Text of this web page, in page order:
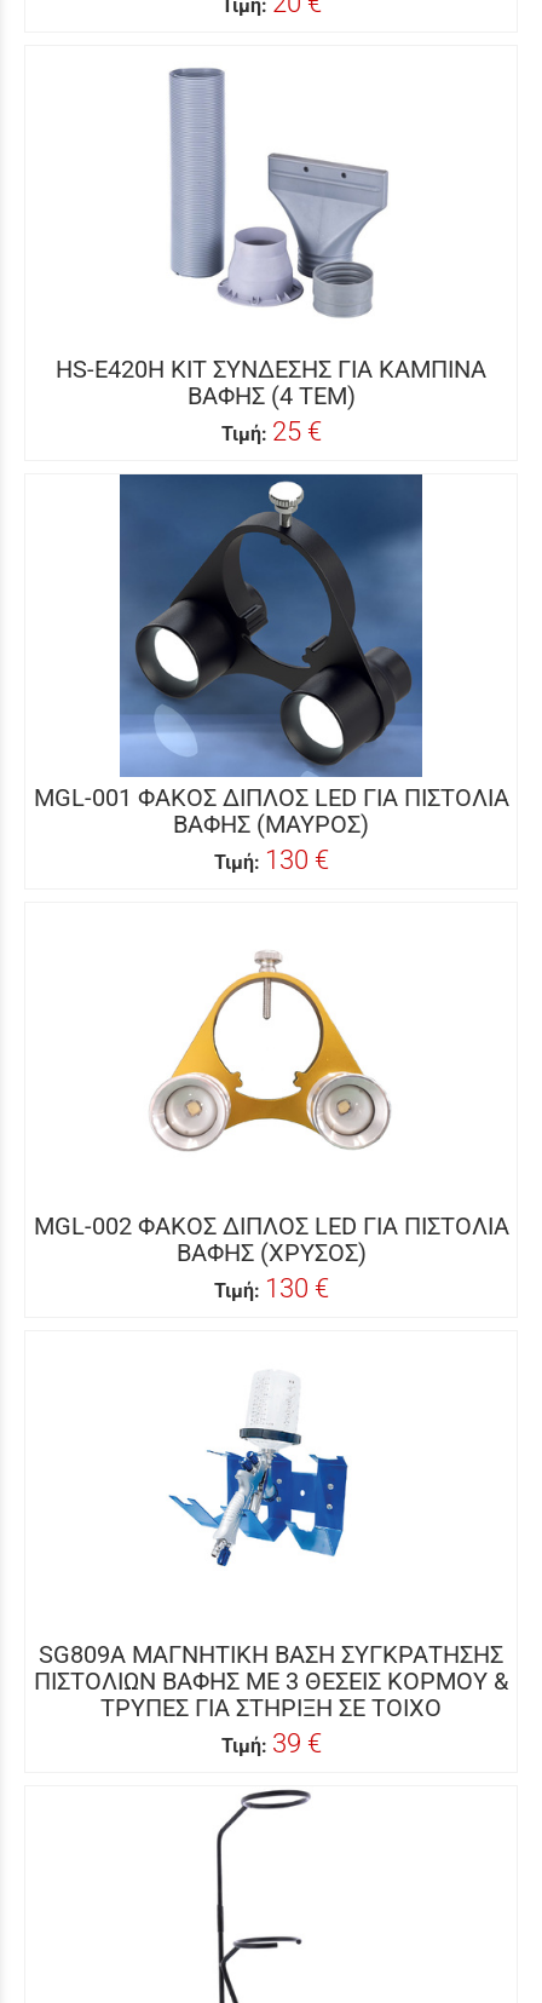
Τιμή:
HS-E420H ΚΙΤ ΣΥΝΔΕΣΗΣ ΓΙΑ ΚΑΜΠΙΝΑ
ΒΑΦΗΣ (4 ΤΕΜ)
Τιμή: 25 €
MGL-001 ΦΑΚΟΣ ΔΙΠΛΟΣ LED ΓΙΑ ΠΙΣΤΟΛΙΑ
ΒΑΦΗΣ (ΜΑΥΡΟΣ)
Τιμή: 130 €
MGL-002 ΦΑΚΟΣ ΔΙΠΛΟΣ LED ΓΙΑ ΠΙΣΤΟΛΙΑ
ΒΑΦΗΣ (ΧΡΥΣΟΣ)
Τιμή: 130 €
SG809A ΜΑΓΝΗΤΙΚΗ ΒΑΣΗ ΣΥΓΚΡΑΤΗΣΗΣ
ΠΙΣΤΟΛΙΩΝ ΒΑΦΗΣ ΜΕ 3 ΘΕΣΕΙΣ ΚΟΡΜΟΥ &
ΤΡΥΠΕΣ ΓΙΑ ΣΤΗΡΙΞΗ ΣΕ ΤΟΙΧΟ
Τιμή: 39 €